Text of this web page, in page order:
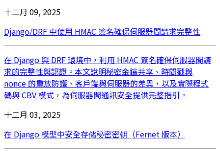
十二月 09, 2025
Django/DRF 中使用 HMAC 簽名確保伺服器間請求完整性
在 Django 與 DRF 環境中，利用 HMAC 簽名確保伺服器間請
求的完整性與認證。本文說明秘密金鑰共享、時間戳與
nonce 的重放防護、客戶端與伺服器的差異，以及實際程式
碼與 CBV 模式，為伺服器間通訊安全提供完整指引。
十二月 03, 2025
在 Django 模型中安全存储秘密密钥（Fernet 版本）